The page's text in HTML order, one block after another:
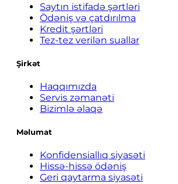
Saytın istifadə şərtləri
Ödəniş və çatdırılma
Kredit şərtləri
Tez-tez verilən suallar
Şirkət
Haqqımızda
Servis zəmanəti
Bizimlə əlaqə
Məlumat
Konfidensiallıq siyasəti
Hissə-hissə ödəniş
Geri qaytarma siyasəti